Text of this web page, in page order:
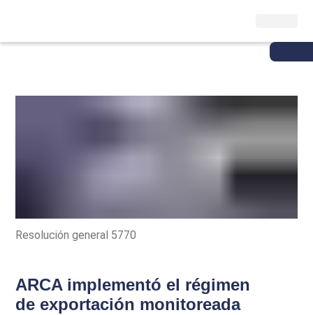
Resolución general 5770
ARCA implementó el régimen
de exportación monitoreada